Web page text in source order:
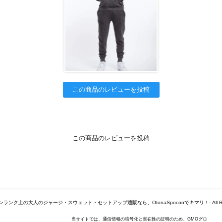
この商品のレビューを投稿
この商品のレビューを投稿
ランク上の大人のジャージ・スウェット・セットアップ通販なら、OtonaSpoconでキマリ！- All
当サイトでは、通信情報の暗号化と実在性の証明のため、GMOグロ